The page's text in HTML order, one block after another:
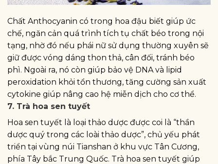
Chất Anthocyanin có trong hoa đậu biết giúp ức
chế, ngăn cản quá trình tích tụ chất béo trong nội
tạng, nhờ đó nếu phái nữ sử dụng thường xuyên sẽ
giữ được vóng dáng thon thả, cân đối, tránh béo
phì. Ngoài ra, nó còn giúp bảo vệ DNA và lipid
peroxidation khỏi tổn thương, tăng cường sản xuất
cytokine giúp nâng cao hệ miễn dịch cho cơ thể.
7. Trà hoa sen tuyết
Hoa sen tuyết là loại thảo dược được coi là “thần
dược quý trong các loài thảo dược”, chủ yếu phát
triển tại vùng núi Tianshan ở khu vực Tân Cương,
phía Tây bắc Trung Quốc. Trà hoa sen tuyết giúp